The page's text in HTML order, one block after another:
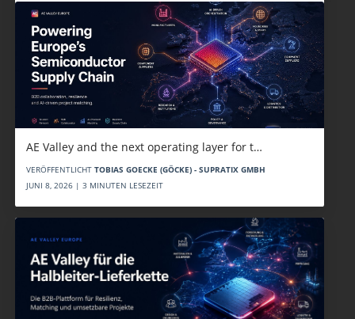
AE Valley and the next operating layer for t…
VERÖFFENTLICHT TOBIAS GOECKE (GÖCKE) - SUPRATIX GMBH
JUNI 8, 2026 | 3 MINUTEN LESEZEIT